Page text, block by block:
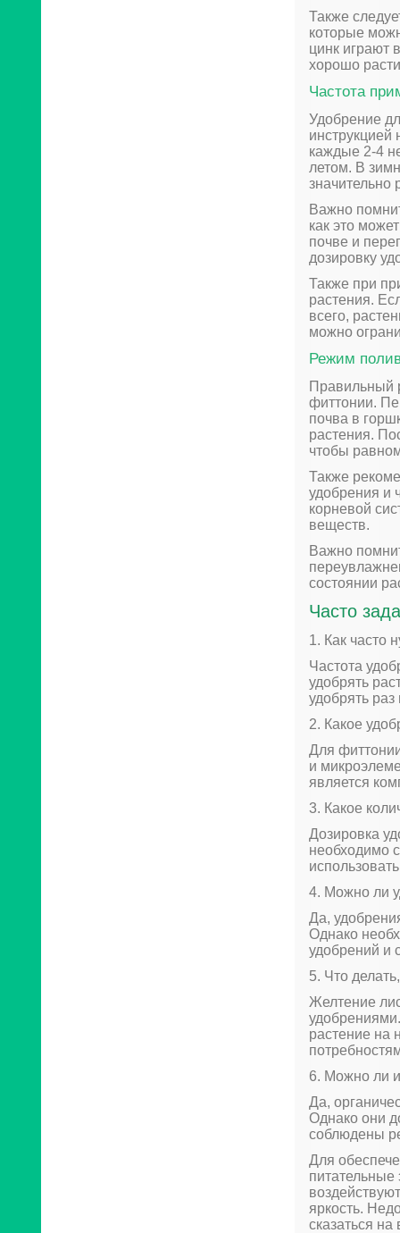
Также
которые
цинк играют
хорошо
Частота
Удобрение
инструкцией
каждые 2-4
летом. В
значительно
Важно
как это
почве и
дозировку
Также при
растения.
всего,
можно
Режим
Правильный
фиттонии.
почва в
растения.
чтобы
Также
удобрения и
корневой
веществ.
Важно
состоянии
Часто
1. Как часто
Частота
удобрять
удобрять
2. Какое
Для
и
является
3. Какое
Дозировка
необходимо
4. Можно ли
Да,
Однако
удобрений и
5. Что
Желтение
растение на
6. Можно ли
Да,
Однако они
соблюдены
Для
питательные
яркость.
сказаться